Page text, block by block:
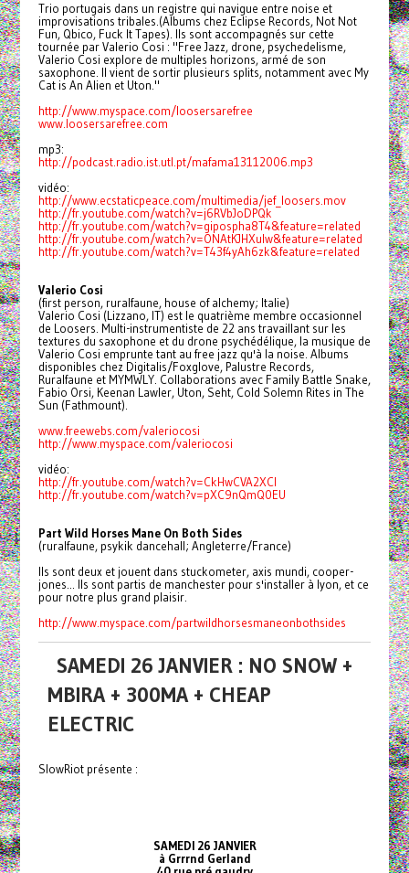
Trio portugais dans un registre qui navigue entre noise et
improvisations tribales.(Albums chez Eclipse Records, Not Not
Fun, Qbico, Fuck It Tapes). Ils sont accompagnés sur cette
tournée par Valerio Cosi : "Free Jazz, drone, psychedelisme,
Valerio Cosi explore de multiples horizons, armé de son
saxophone. Il vient de sortir plusieurs splits, notamment avec My
Cat is An Alien et Uton."
http://www.myspace.com/loosersarefree
www.loosersarefree.com
mp3:
http://podcast.radio.ist.utl.pt/mafama13112006.mp3
vidéo:
http://www.ecstaticpeace.com/multimedia/jef_loosers.mov
http://fr.youtube.com/watch?v=j6RVbJoDPQk
http://fr.youtube.com/watch?v=gipospha8T4&feature=related
http://fr.youtube.com/watch?v=ONAtKJHXulw&feature=related
http://fr.youtube.com/watch?v=T43f4yAh6zk&feature=related
Valerio Cosi
(first person, ruralfaune, house of alchemy; Italie)
Valerio Cosi (Lizzano, IT) est le quatrième membre occasionnel
de Loosers. Multi-instrumentiste de 22 ans travaillant sur les
textures du saxophone et du drone psychédélique, la musique de
Valerio Cosi emprunte tant au free jazz qu'à la noise. Albums
disponibles chez Digitalis/Foxglove, Palustre Records,
Ruralfaune et MYMWLY. Collaborations avec Family Battle Snake,
Fabio Orsi, Keenan Lawler, Uton, Seht, Cold Solemn Rites in The
Sun (Fathmount).
www.freewebs.com/valeriocosi
http://www.myspace.com/valeriocosi
vidéo:
http://fr.youtube.com/watch?v=CkHwCVA2XCI
http://fr.youtube.com/watch?v=pXC9nQmQ0EU
Part Wild Horses Mane On Both Sides
(ruralfaune, psykik dancehall; Angleterre/France)
Ils sont deux et jouent dans stuckometer, axis mundi, cooper-
jones... Ils sont partis de manchester pour s'installer à lyon, et ce
pour notre plus grand plaisir.
http://www.myspace.com/partwildhorsesmaneonbothsides
SAMEDI 26 JANVIER : NO SNOW +
MBIRA + 300MA + CHEAP
ELECTRIC
SlowRiot présente :
SAMEDI 26 JANVIER
à Grrrnd Gerland